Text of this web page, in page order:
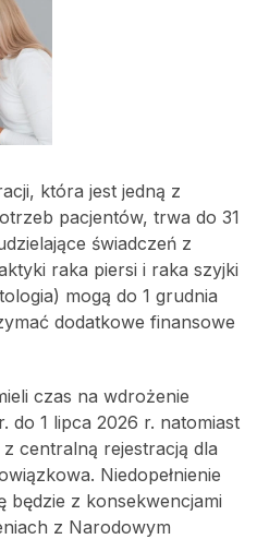
która jest jedną z
pacjentów, trwa do 31
świadczeń z
raka piersi i raka szyjki
mogą do 1 grudnia
dodatkowe finansowe
czas na wdrożenie
do 1 lipca 2026 r. natomiast
centralną rejestracją dla
Niedopełnienie
będzie z konsekwencjami
z Narodowym